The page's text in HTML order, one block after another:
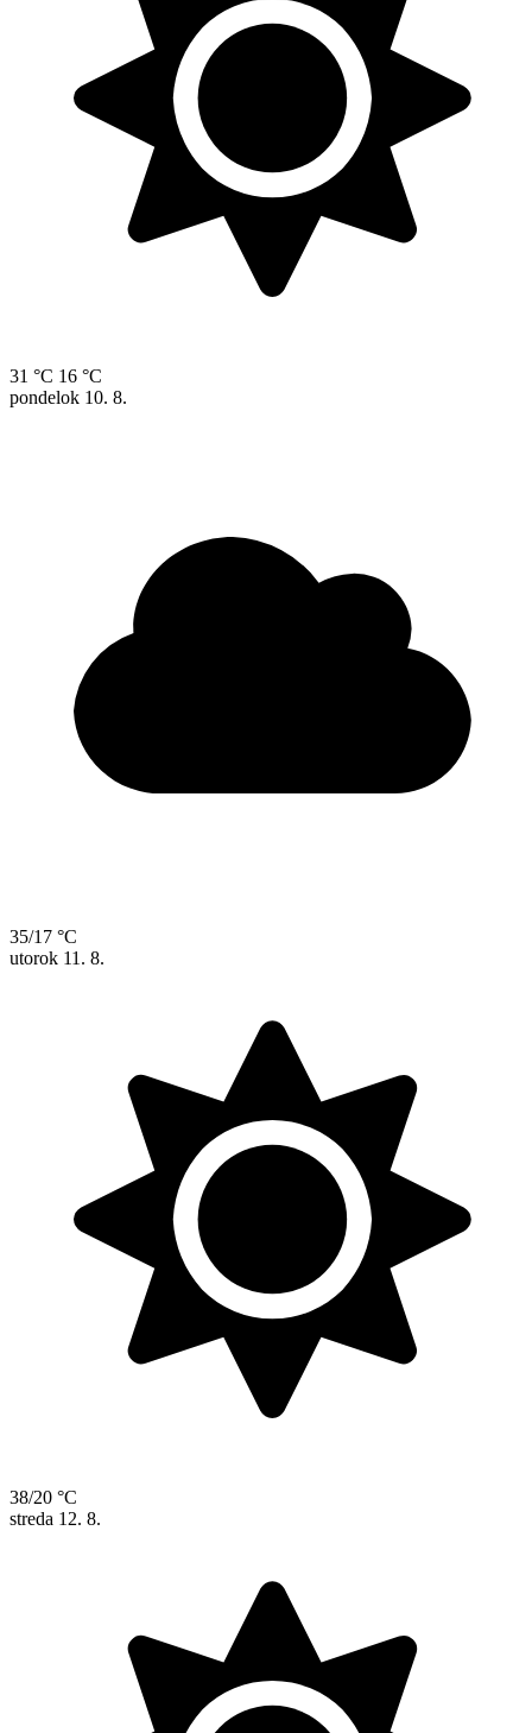
31 °C 16 °C
pondelok 10. 8.
35/17 °C
utorok 11. 8.
38/20 °C
streda 12. 8.